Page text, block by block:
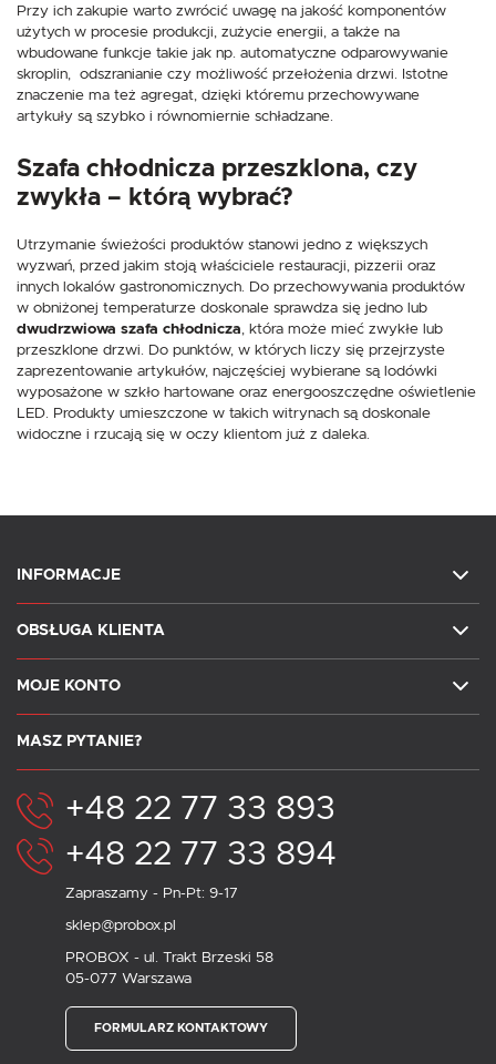
Przy ich zakupie warto zwrócić uwagę na jakość komponentów
użytych w procesie produkcji, zużycie energii, a także na
wbudowane funkcje takie jak np. automatyczne odparowywanie
skroplin, odszranianie czy możliwość przełożenia drzwi. Istotne
znaczenie ma też agregat, dzięki któremu przechowywane
artykuły są szybko i równomiernie schładzane.
Szafa chłodnicza przeszklona, czy
zwykła – którą wybrać?
Utrzymanie świeżości produktów stanowi jedno z większych
wyzwań, przed jakim stoją właściciele restauracji, pizzerii oraz
innych lokalów gastronomicznych. Do przechowywania produktów
w obniżonej temperaturze doskonale sprawdza się jedno lub
dwudrzwiowa szafa chłodnicza, która może mieć zwykłe lub
przeszklone drzwi. Do punktów, w których liczy się przejrzyste
zaprezentowanie artykułów, najczęściej wybierane są lodówki
wyposażone w szkło hartowane oraz energooszczędne oświetlenie
LED. Produkty umieszczone w takich witrynach są doskonale
widoczne i rzucają się w oczy klientom już z daleka.
INFORMACJE
OBSŁUGA KLIENTA
MOJE KONTO
MASZ PYTANIE?
+48 22 77 33 893
+48 22 77 33 894
Zapraszamy - Pn-Pt: 9-17
sklep@probox.pl
PROBOX - ul. Trakt Brzeski 58
05-077 Warszawa
FORMULARZ KONTAKTOWY